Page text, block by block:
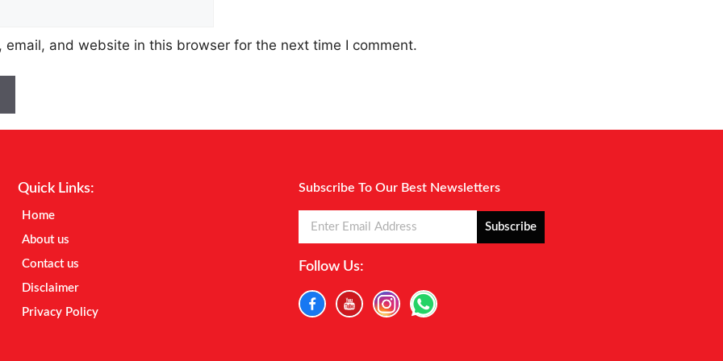
email, and website in this browser for the next time I comment.
Quick Links:
Home
About us
Contact us
Disclaimer
Privacy Policy
Subscribe To Our Best Newsletters
Subscribe
Follow Us: